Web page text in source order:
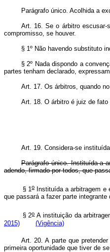
Parágrafo único. Acolhida a
Art. 16. Se o árbitro escusar-
compromisso, se houver.
§ 1º Não havendo substituto
§ 2º Nada dispondo a
partes tenham declarado,
Art. 17. Os árbitros, quando
Art. 18. O árbitro é juiz de fato
Art. 19. Considera-se
Parágrafo único. Instituída a
adendo, firmado por todos, que
§ 1oInstituída a arbitragem e
que passará a fazer parte integrante
§ 2oA instituição da
2015)
(Vigência)
Art. 20. A parte que
primeira oportunidade que tiver de